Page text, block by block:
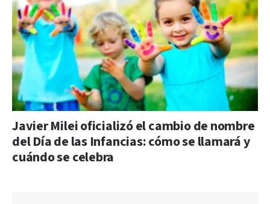
Javier Milei oficializó el cambio de nombre
del Día de las Infancias: cómo se llamará y
cuándo se celebra